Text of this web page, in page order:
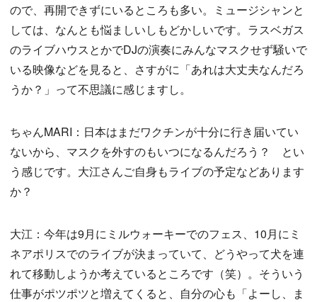
ので、再開できずにいるところも多い。ミュージシャンと
しては、なんとも悩ましいしもどかしいです。ラスベガス
のライブハウスとかでDJの演奏にみんなマスクせず騒いで
いる映像などを見ると、さすがに「あれは大丈夫なんだろ
うか？」って不思議に感じますし。
ちゃんMARI：日本はまだワクチンが十分に行き届いてい
ないから、マスクを外すのもいつになるんだろう？ とい
う感じです。大江さんご自身もライブの予定などあります
か？
大江：今年は9月にミルウォーキーでのフェス、10月にミ
ネアポリスでのライブが決まっていて、どうやって犬を連
れて移動しようか考えているところです（笑）。そういう
仕事がポツポツと増えてくると、自分の心も「よーし、ま